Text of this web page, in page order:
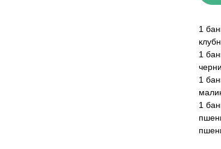
1
1
1
1